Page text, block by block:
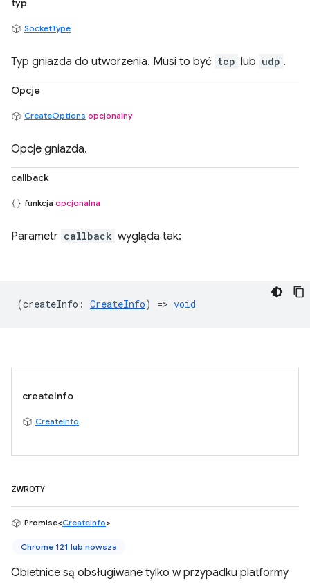
typ
SocketType
Typ gniazda do utworzenia. Musi to być tcp lub udp .
Opcje
CreateOptions opcjonalny
Opcje gniazda.
callback
funkcja opcjonalna
Parametr callback wygląda tak:
(createInfo : CreateInfo) => void
createInfo
CreateInfo
ZWROTY
Promise<CreateInfo>
Chrome 121 lub nowsza
Obietnice są obsługiwane tylko w przypadku platformy